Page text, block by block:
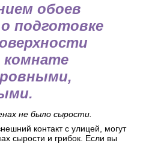
обоев
подготовке
не было сырости.
контакт с улицей, могут
сырости и грибок. Если вы